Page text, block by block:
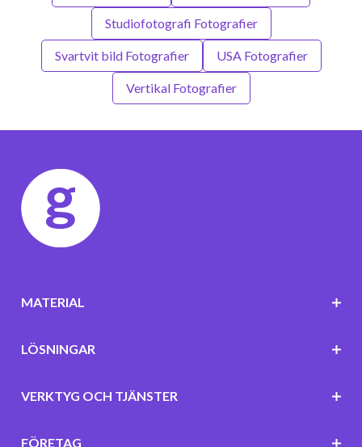
Studiofotografi Fotografier
Svartvit bild Fotografier USA Fotografier
Vertikal Fotografier
MATERIAL
LÖSNINGAR
VERKTYG OCH TJÄNSTER
FÖRETAG